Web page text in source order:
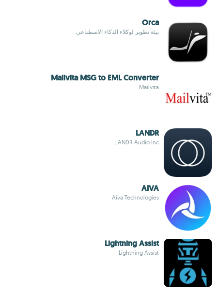
Orca
بيئة تطوير لوكلاء الذكاء الاصطناعي
Mailvita MSG to EML Converter
Mailvita
LANDR
LANDR Audio Inc.
AIVA
Aiva Technologies
Lightning Assist
Lightning Assist